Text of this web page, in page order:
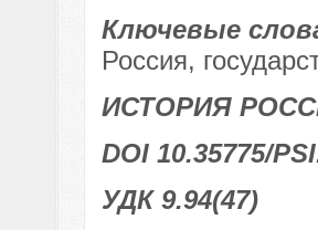
Ключевые
Россия,
ИСТОРИЯ
DOI 10.35775/
УДК 9.94(47)